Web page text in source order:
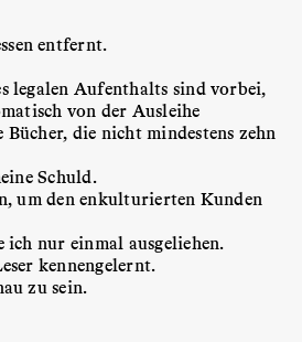
entfernt.
legalen Aufenthalts sind vorbei,
von der Ausleihe
Bücher, die nicht mindestens zehn
Schuld.
um den enkulturierten Kunden
nur einmal ausgeliehen.
kennengelernt.
zu sein.